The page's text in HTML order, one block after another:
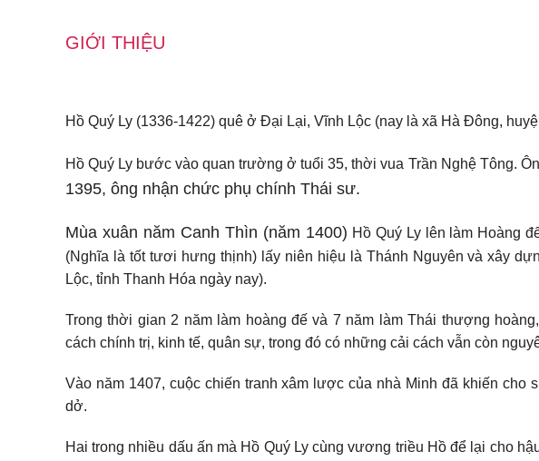
GIỚI THIỆU
Hồ Quý Ly (1336-1422) quê ở Đại Lại, Vĩnh Lộc (nay là xã Hà Đông,
Hồ Quý Ly bước vào quan trường ở tuổi 35, thời vua Trần Nghệ Tông.
1395, ông nhận chức phụ chính Thái sư.
Mùa xuân năm Canh Thìn (năm 1400) Hồ Quý Ly lên làm Hoàng
(Nghĩa là tốt tươi hưng thịnh) lấy niên hiệu là Thánh Nguyên và xây
Lộc, tỉnh Thanh Hóa ngày nay).
Trong thời gian 2 năm làm hoàng đế và 7 năm làm Thái thượng
cách chính trị, kinh tế, quân sự, trong đó có những cải cách vẫn còn
Vào năm 1407, cuộc chiến tranh xâm lược của nhà Minh đã khiến cho
dở.
Hai trong nhiều dấu ấn mà Hồ Quý Ly cùng vương triều Hồ để lại cho